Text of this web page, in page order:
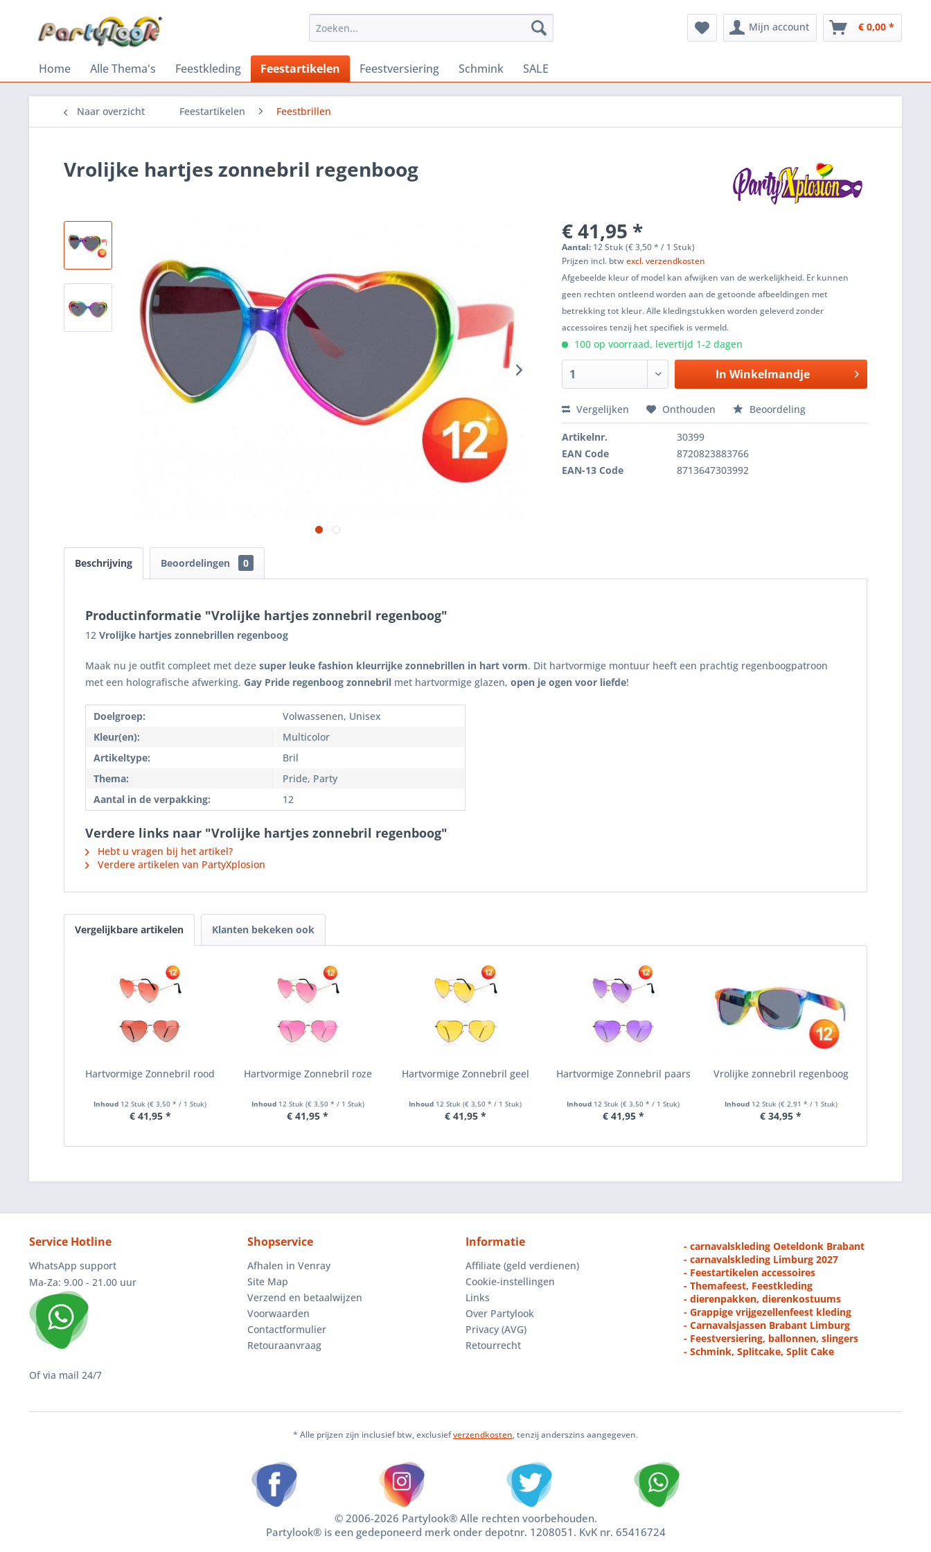
Mijn account € 0,00 *
Home Alle Thema's Feestkleding Feestartikelen Feestversiering Schmink SALE
Naar overzicht Feestartikelen Feestbrillen
Vrolijke hartjes zonnebril regenboog
€ 41,95 *
Aantal: 12 Stuk (€ 3,50 * / 1 Stuk)
Prijzen incl. btwexcl. verzendkosten
Afgebeelde kleur of model kan afwijken van de werkelijkheid. Er kunnen
geen rechten ontleend worden aan de getoonde afbeeldingen met
betrekking tot kleur. Alle kledingstukken worden geleverd zonder
accessoires tenzij het specifiek is vermeld.
100 op voorraad, levertijd 1-2 dagen
In Winkelmandje
Vergelijken Onthouden Beoordeling
Artikelnr.
30399
EAN Code
8720823883766
EAN-13 Code
8713647303992
Beschrijving Beoordelingen 0
Productinformatie "Vrolijke hartjes zonnebril regenboog"
12 Vrolijke hartjes zonnebrillen regenboog
Maak nu je outfit compleet met deze super leuke fashion kleurrijke zonnebrillen in hart vorm. Dit hartvormige montuur heeft een prachtig regenboogpatroon
met een holografische afwerking. Gay Pride regenboog zonnebril met hartvormige glazen, open je ogen voor liefde!
Doelgroep:
Volwassenen, Unisex
Kleur(en):
Multicolor
Artikeltype:
Bril
Thema:
Pride, Party
Aantal in de verpakking:
12
Verdere links naar "Vrolijke hartjes zonnebril regenboog"
Hebt u vragen bij het artikel?
Verdere artikelen van PartyXplosion
Vergelijkbare artikelen Klanten bekeken ook
Hartvormige Zonnebril rood
Inhoud 12 Stuk(€ 3,50 * / 1 Stuk)
€ 41,95 *
Hartvormige Zonnebril roze
Inhoud 12 Stuk (€ 3,50 * / 1 Stuk)
€ 41,95 *
Hartvormige Zonnebril geel
Inhoud 12 Stuk(€ 3,50 * / 1 Stuk)
€ 41,95 *
Hartvormige Zonnebril paars
Inhoud 12 Stuk(€ 3,50 * / 1 Stuk)
€ 41,95 *
Vrolijke zonnebril regenboog
Inhoud 12 Stuk (€ 2,91 * / 1 Stuk)
€ 34,95 *
Service Hotline
WhatsApp support
Ma-Za: 9.00 - 21.00 uur
Of via mail 24/7
Shopservice
Afhalen in Venray
Site Map
Verzend en betaalwijzen
Voorwaarden
Contactformulier
Retouraanvraag
Informatie
Affiliate (geld verdienen)
Cookie-instellingen
Links
Over Partylook
Privacy (AVG)
Retourrecht
- carnavalskleding Oeteldonk Brabant
- carnavalskleding Limburg 2027
- Feestartikelen accessoires
- Themafeest, Feestkleding
- dierenpakken, dierenkostuums
- Grappige vrijgezellenfeest kleding
- Carnavalsjassen Brabant Limburg
- Feestversiering, ballonnen, slingers
- Schmink, Splitcake, Split Cake
* Alle prijzen zijn inclusief btw, exclusiefverzendkosten, tenzij anderszins aangegeven.
© 2006-2026 Partylook® Alle rechten voorbehouden.
Partylook® is een gedeponeerd merk onder depotnr. 1208051. KvK nr. 65416724